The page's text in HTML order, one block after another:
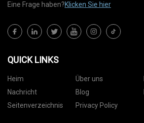
Eine Frage haben?Klicken Sie hier
QUICK LINKS
Heim Über uns
Nachricht
Blog
Seitenverzeichnis
Privacy Policy